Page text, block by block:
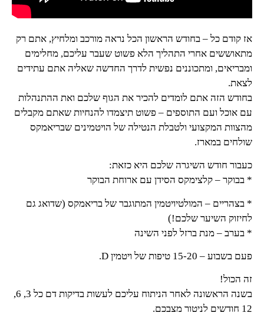
אז קודם כל – בחודש הראשון הכל נראה מורכב ומלחיץ, אתם רק
מתאוששים אחרי התהליך הלא פשוט שעבר עליכם, מחלימים
ומבריאים, ומתכוננים נפשית לדרך החדשה שאליה אתם עתידים
לצאת.
בחודש הזה אתם לומדים להכיר את הגוף שלכם ואת ההתנהלות
עם אוכל ועם התוספים – פשוט תיצמדו להנחיות שאתם מקבלים
מהצוות המקצועי ולטבלת הנטילה של הויטמינים שבריאמקס
שולחים במארז.
כעבור חודש השיגרה שלכם היא כזאת:
* בבוקר – קלצימקס הסידן עם ארוחת הבוקר
* בצהריים – המולטיויטמין המתוגבר של בריאמקס (שדואג גם
לחיזוק השיער שלכם!)
* בערב – מנת ברזל לפני השינה
פעם בשבוע – 15-20 טיפות של ויטמין D.
זה הכול!
בשנה הראשונה לאחר הניתוח עליכם לעשות בדיקות דם כל 3, 6,
12 חודשים לניטור מצבכם.